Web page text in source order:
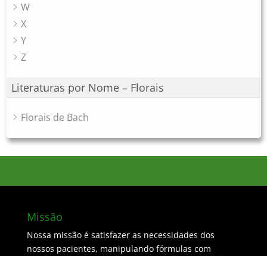
W
X
Y
Z
Literaturas por Nome – Florais
Florais de Bach
Missão
Nossa missão é satisfazer as necessidades dos
nossos pacientes, manipulando fórmulas com